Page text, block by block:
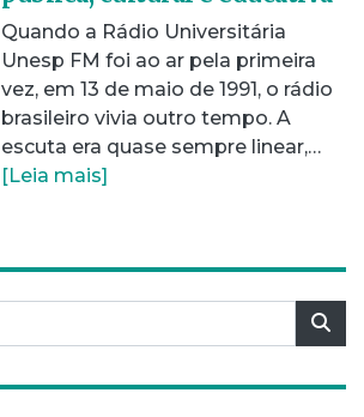
Quando a Rádio Universitária
Unesp FM foi ao ar pela primeira
vez, em 13 de maio de 1991, o rádio
brasileiro vivia outro tempo. A
escuta era quase sempre linear,…
[Leia mais]